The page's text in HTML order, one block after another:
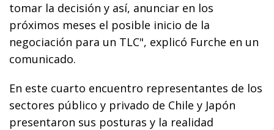
tomar la decisión y así, anunciar en los
próximos meses el posible inicio de la
negociación para un TLC", explicó Furche en un
comunicado.
En este cuarto encuentro representantes de los
sectores público y privado de Chile y Japón
presentaron sus posturas y la realidad